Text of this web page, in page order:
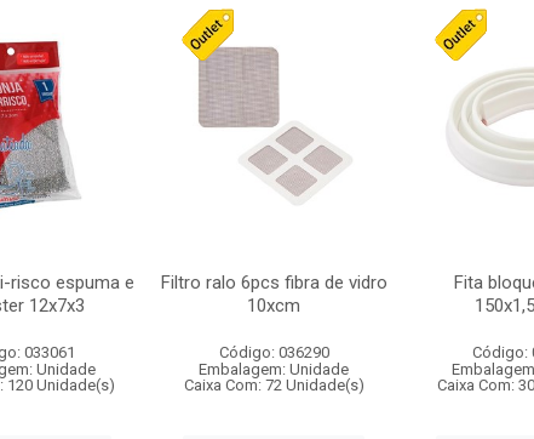
risco espuma e
12x7x3
033061
Unidade
120 Unidade(s)
Filtro ralo 6pcs fibra de vidro
10xcm
Código: 036290
Embalagem: Unidade
Caixa Com: 72 Unidade(s)
Fita
Código:
Caixa Com: